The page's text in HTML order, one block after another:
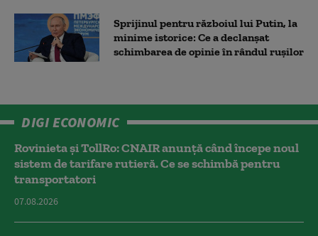
Sprijinul pentru războiul lui Putin, la
minime istorice: Ce a declanșat
schimbarea de opinie în rândul rușilor
DIGI ECONOMIC
Rovinieta și TollRo: CNAIR anunță când începe noul
sistem de tarifare rutieră. Ce se schimbă pentru
transportatori
07.08.2026